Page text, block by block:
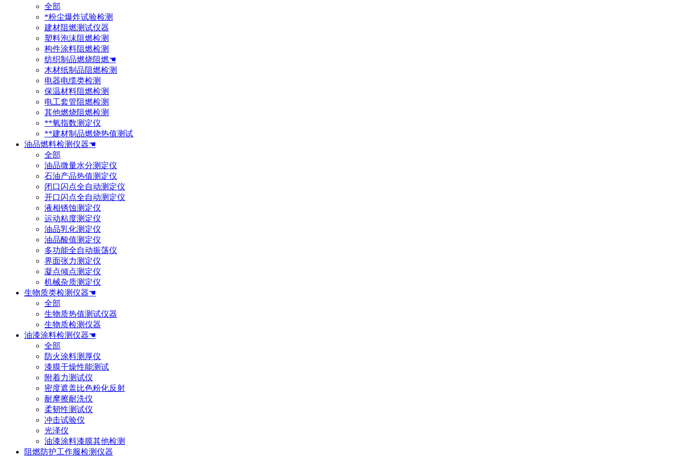
全部
*粉尘爆炸试验检测
建材阻燃测试仪器
塑料泡沫阻燃检测
构件涂料阻燃检测
纺织制品燃烧阻燃☚
木材纸制品阻燃检测
电器电缆类检测
保温材料阻燃检测
电工套管阻燃检测
其他燃烧阻燃检测
**氧指数测定仪
**建材制品燃烧热值测试
油品燃料检测仪器☚
全部
油品微量水分测定仪
石油产品热值测定仪
闭口闪点全自动测定仪
开口闪点全自动测定仪
液相锈蚀测定仪
运动粘度测定仪
油品乳化测定仪
油品酸值测定仪
多功能全自动振荡仪
界面张力测定仪
凝点倾点测定仪
机械杂质测定仪
生物质类检测仪器☚
全部
生物质热值测试仪器
生物质检测仪器
油漆涂料检测仪器☚
全部
防火涂料测厚仪
漆膜干燥性能测试
附着力测试仪
密度遮盖比色粉化反射
耐摩擦耐洗仪
柔韧性测试仪
冲击试验仪
光泽仪
油漆涂料漆膜其他检测
阻燃防护工作服检测仪器